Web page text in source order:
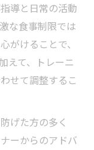
導と日常の活動
な食事制限では
がけることで、
えて、トレーニ
せて調整するこ
げた方の多く
ーからのアドバ